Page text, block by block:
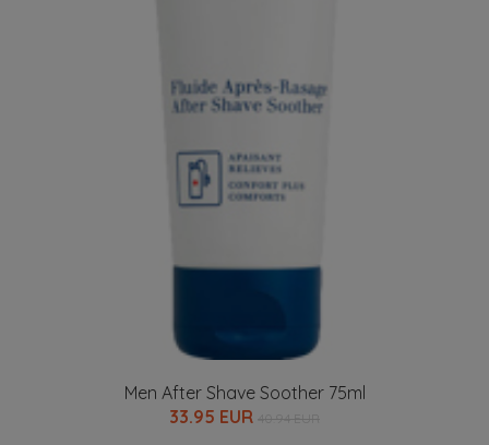
Men After Shave Soother 75ml
33.95 EUR